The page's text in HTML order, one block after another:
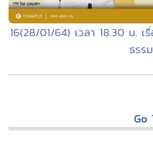
16(28/01/64) เวลา 18.30 น.
ธรร
Go